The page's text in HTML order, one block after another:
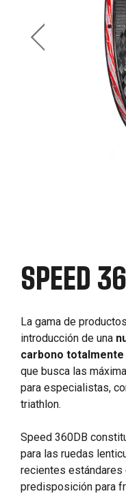
SPEED
La gama de
introducción de una
carbono
que busca las
para especialistas,
triathlon.
Speed 360DB
para las ruedas
recientes estándares
predisposición para